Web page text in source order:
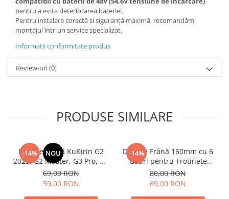
pentru a evita deteriorarea bateriei.
Pentru instalare corectă și siguranță maximă, recomandăm
montajul într-un service specializat.
Informatii conformitate produs
Review-uri(0)
PRODUSE SIMILARE
-14% NOU
Plăcuțe Frână KuKirin G2
2025, G2 Master, G3 Pro, G4
– Set 2 Bucăți (Față sau
Spate) Premium
69,00 RON
59,00 RON
-14%
Disc de Frână 160mm cu 6
Găuri pentru Trotinete
Electrice KuKirin G4 (Model
2025) și KuKirin G2 –
Performanță Premium
80,00 RON
69,00 RON